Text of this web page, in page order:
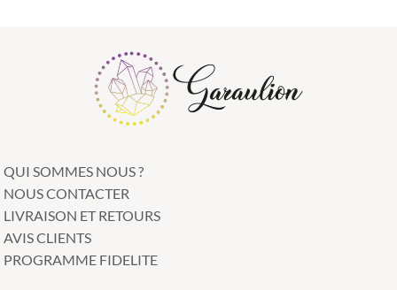
QUI SOMMES NOUS ?
NOUS CONTACTER
LIVRAISON ET RETOURS
AVIS CLIENTS
PROGRAMME FIDELITE